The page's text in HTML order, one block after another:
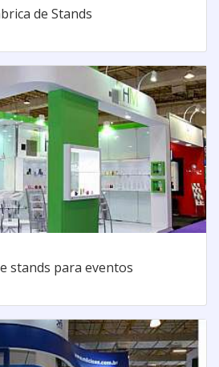
de Stands
stands para eventos